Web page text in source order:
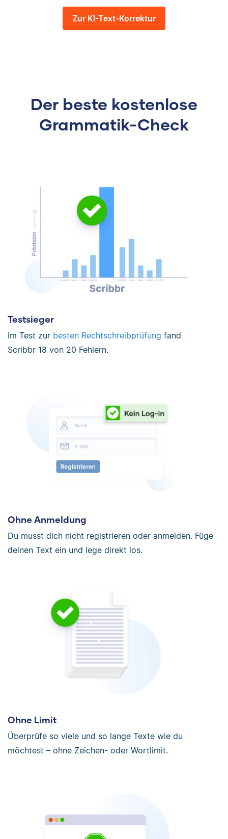
Zur KI-Text-Korrektur
Der beste kostenlose
Grammatik-Check
Testsieger
Im Test zur besten Rechtschreibprüfung fand
Scribbr 18 von 20 Fehlern.
Ohne Anmeldung
Du musst dich nicht registrieren oder anmelden. Füge
deinen Text ein und lege direkt los.
Ohne Limit
Überprüfe so viele und so lange Texte wie du
möchtest – ohne Zeichen- oder Wortlimit.